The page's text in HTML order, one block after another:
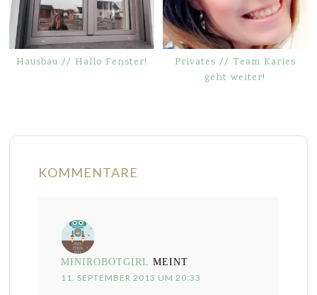
Hausbau // Hallo Fenster!
Privates // Team Karies
geht weiter!
KOMMENTARE
MINIROBOTGIRL MEINT
11. SEPTEMBER 2013 UM 20:33